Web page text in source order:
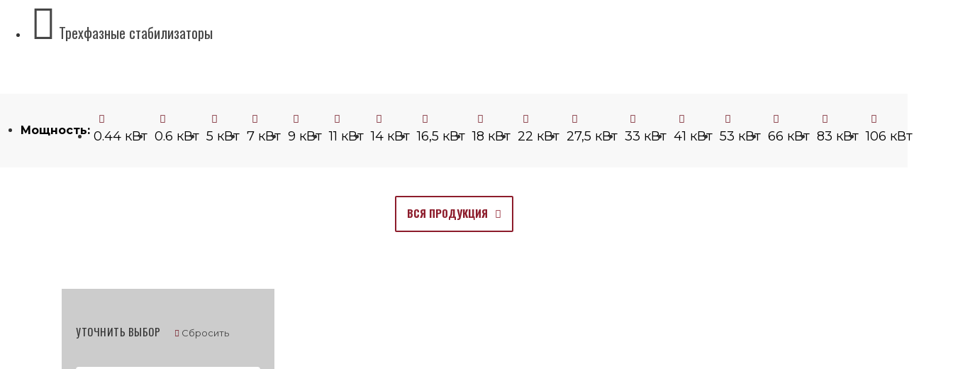
Трехфазные стабилизаторы
Мощность: 0.44 кВт 0.6 кВт 5 кВт 7 кВт 9 кВт 11 кВт 14 кВт 16,5 кВт 18 кВт 22 кВт 27,5 кВт 33 кВт 41 кВт 53 кВт 66 кВт 83 кВт 106 кВт
ВСЯ ПРОДУКЦИЯ
УТОЧНИТЬ ВЫБОР Сбросить